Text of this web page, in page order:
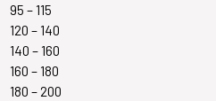
95 – 115
120 – 140
140 – 160
160 – 180
180 – 200